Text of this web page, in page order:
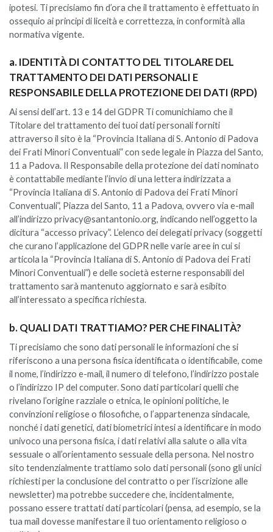
ipotesi. Ti precisiamo fin d’ora che il trattamento è effettuato in
ossequio ai principi di liceità e correttezza, in conformità alla
normativa vigente.
a. IDENTITÀ DI CONTATTO DEL TITOLARE DEL
TRATTAMENTO DEI DATI PERSONALI E
RESPONSABILE DELLA PROTEZIONE DEI DATI (RPD)
Ai sensi dell’art. 13 e 14 del GDPR Ti comunichiamo che il
Titolare del trattamento dei tuoi dati personali forniti
attraverso il sito è la “Provincia Italiana di S. Antonio di Padova
dei Frati Minori Conventuali” con sede legale in Piazza del Santo,
11 a Padova. Il Responsabile della protezione dei dati nominato
è contattabile mediante l’invio di una lettera indirizzata a
“Provincia Italiana di S. Antonio di Padova dei Frati Minori
Conventuali”, Piazza del Santo, 11 a Padova, ovvero via e-mail
all’indirizzo privacy@santantonio.org, indicando nell’oggetto la
dicitura “accesso privacy”. L’elenco dei delegati privacy (soggetti
che curano l’applicazione del GDPR nelle varie aree in cui si
articola la “Provincia Italiana di S. Antonio di Padova dei Frati
Minori Conventuali”) e delle società esterne responsabili del
trattamento sarà mantenuto aggiornato e sarà esibito
all’interessato a specifica richiesta.
b. QUALI DATI TRATTIAMO? PER CHE FINALITÀ?
Ti precisiamo che sono dati personali le informazioni che si
riferiscono a una persona fisica identificata o identificabile, come
il nome, l’indirizzo e-mail, il numero di telefono, l’indirizzo postale
o l’indirizzo IP del computer. Sono dati particolari quelli che
rivelano l’origine razziale o etnica, le opinioni politiche, le
convinzioni religiose o filosofiche, o l’appartenenza sindacale,
nonché i dati genetici, dati biometrici intesi a identificare in modo
univoco una persona fisica, i dati relativi alla salute o alla vita
sessuale o all’orientamento sessuale della persona. Nel nostro
sito tendenzialmente trattiamo solo dati personali (sono gli unici
richiesti per la conclusione del contratto o per l’iscrizione alle
newsletter) ma potrebbe succedere che, incidentalmente,
possano essere trattati dati particolari (pensa, ad esempio, se la
tua mail dovesse manifestare il tuo orientamento religioso o